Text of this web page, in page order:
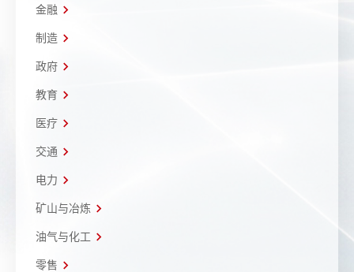
金融
制造
政府
教育
医疗
交通
电力
矿山与冶炼
油气与化工
零售